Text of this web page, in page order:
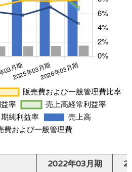
2022年03月期